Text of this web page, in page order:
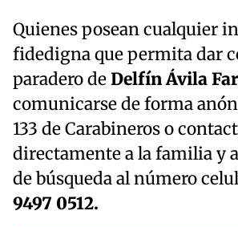
Quienes posean cualquier
fidedigna que permita dar
paradero deDelfín Ávila
comunicarse de forma
133 de Carabineros o
directamente a la familia y
de búsqueda al número
9497 0512.